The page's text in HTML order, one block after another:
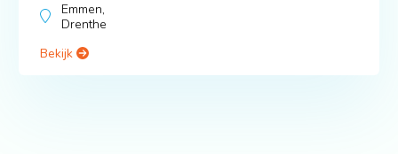
Emmen,
Drenthe
Bekijk